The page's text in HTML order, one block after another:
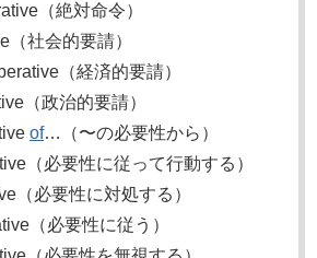
（絶対命令）
（社会的要請）
（経済的要請）
（政治的要請）
of…（〜の必要性から）
（必要性に従って行動する）
（必要性に対処する）
（必要性に従う）